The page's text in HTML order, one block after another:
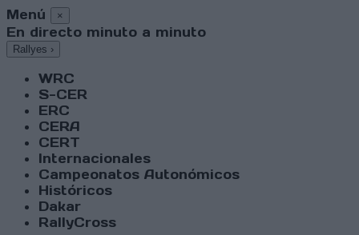
Menú ×
En directo minuto a minuto
Rallyes ›
WRC
S-CER
ERC
CERA
CERT
Internacionales
Campeonatos Autonómicos
Históricos
Dakar
RallyCross